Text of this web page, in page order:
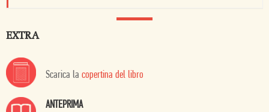
EXTRA
Scarica la copertina del libro
ANTEPRIMA